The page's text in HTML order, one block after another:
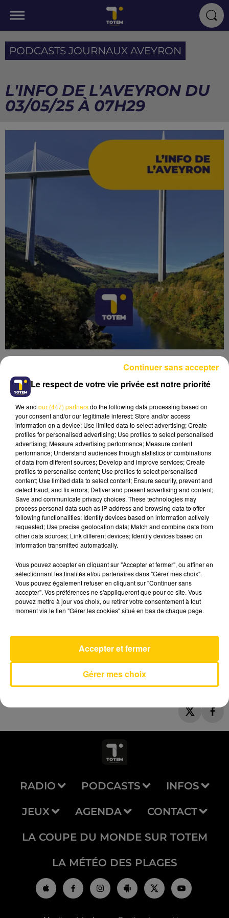
PODCASTS JOURNAUX AVEYRON
L'INFO DE L'AVEYRON DU
03/05/25 À 07H29
Lecture (4 min 33 sec)
3 mai 2025 - 4 min 33 sec
L'INFO DE L'AVEYRON DU 03/05/25 À
07H29
L'info de L'Aveyron
ALEX WARREN
AVEYRON NORD
RADIO PODCASTS INFOS
JEUX AGENDA CONTACT
LA COUPE DU MONDE SUR TOTEM
LA MÉTÉO DES PLAGES
Le respect de votre vie privée est notre priorité
We and our (447) partnersdo the following data processing based on
your consent and/or our legitimate interest: Store and/or access
information on a device; Use limited data to select advertising; Create
profiles for personalised advertising; Use profiles to select personalised
advertising; Measure advertising performance; Measure content
performance; Understand audiences through statistics or combinations
of data from different sources; Develop and improve services; Create
profiles to personalise content; Use profiles to select personalised
content; Use limited data to select content; Ensure security, prevent and
detect fraud, and fix errors; Deliver and present advertising and content;
Save and communicate privacy choices. These technologies may
process personal data such as IP address and browsing data to offer
following functionalities: Identify devices based on information actively
requested; Use precise geolocation data; Match and combine data from
other data sources; Link different devices; Identify devices based on
information transmitted automatically.
Vous pouvez accepter en cliquant sur "Accepter et fermer", ou affiner en
sélectionnant les finalités et/ou partenaires dans "Gérer mes choix".
Vous pouvez également refuser en cliquant sur "Continuer sans
accepter". Vos préférences ne s'appliqueront que pour ce site. Vous
pouvez mettre à jour vos choix, ou retirer votre consentement à tout
moment via le lien "Gérer les cookies" situé en bas de chaque page.
Gérer mes choix
Accepter et fermer
Continuer sans accepter